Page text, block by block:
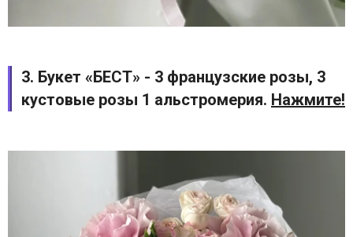
3. Букет «БЕСТ» - 3 французские розы, 3
кустовые розы 1 альстромерия. Нажмите!